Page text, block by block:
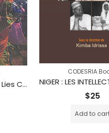
Let the Story and the Lies Come: A Critical Anthology of Folktales from Zanzibar
CODESRIA
$25
Add to